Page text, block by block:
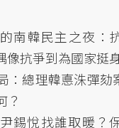
南韓民主之夜：
像抗爭到為國家挺
：總理韓悳洙彈
？
錫悅找誰取暖？